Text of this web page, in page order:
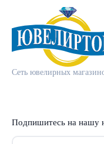
Сеть ювелирных
Подпишитесь на нашу